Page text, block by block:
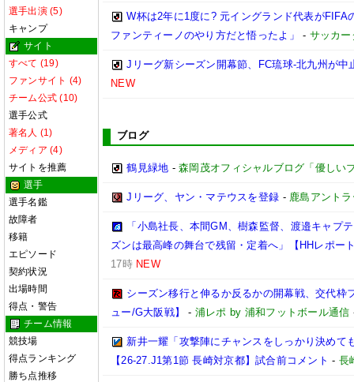
選手出演 (5)
キャンプ
サイト
すべて (19)
ファンサイト (4)
チーム公式 (10)
選手公式
著名人 (1)
メディア (4)
サイトを推薦
選手
選手名鑑
故障者
移籍
エピソード
契約状況
出場時間
得点・警告
チーム情報
競技場
得点ランキング
勝ち点推移
W杯は2年に1度に? 元イングランド代表が
ファンティーノのやり方だと悟ったよ」
- サッカ
Jリーグ新シーズン開幕節、FC琉球-北九州が中
NEW
ブログ
鶴見緑地 -森岡茂オフィシャルブログ「優しい
Jリーグ、ヤン・マテウスを登録 - 鹿島アント
「小島社長、本間GM、樹森監督、渡邉キャプ
ズンは最高峰の舞台で残留・定着へ」【HHレポー
17時 NEW
シーズン移行と伸るか反るかの開幕戦、交代枠
ュー/G大阪戦】
- 浦レポ by 浦和フットボール通信
新井一耀「攻撃陣にチャンスをしっかり決めて
【26-27.J1第1節 長崎対京都】試合前コメント - 長